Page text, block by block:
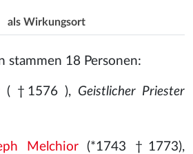
als Wirkungsort
stammen 18 Personen:
( †1576 ), Geistlicher Priester
Melchior(*1743 †1773),